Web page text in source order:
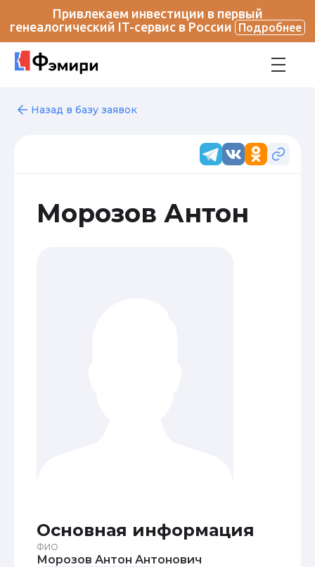
Привлекаем инвестиции в первый
генеалогический IT-сервис в России
Подробнее
Назад в базу заявок
Морозов Антон
Основная информация
ФИО
Морозов Антон Антонович